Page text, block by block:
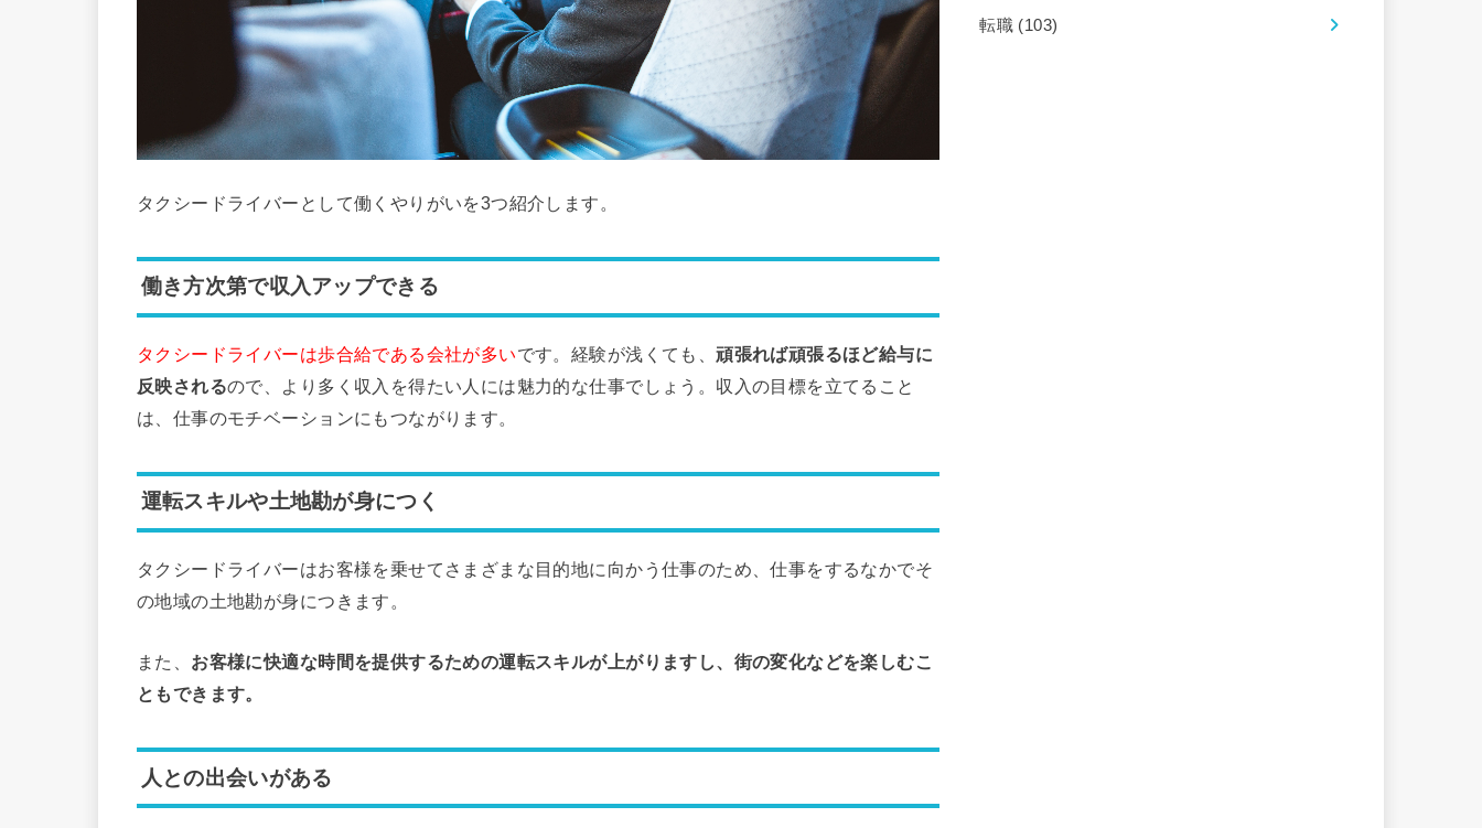
タクシードライバーとして働くやりがいを3つ紹介します。
働き方次第で収入アップできる
タクシードライバーは歩合給である会社が多いです。経験が浅くても、頑張れば頑張るほど給与に
反映されるので、より多く収入を得たい人には魅力的な仕事でしょう。収入の目標を立てること
は、仕事のモチベーションにもつながります。
運転スキルや土地勘が身につく
タクシードライバーはお客様を乗せてさまざまな目的地に向かう仕事のため、仕事をするなかでそ
の地域の土地勘が身につきます。
また、 お客様に快適な時間を提供するための運転スキルが上がりますし、街の変化などを楽しむこ
ともできます。
人との出会いがある
転職 (103)